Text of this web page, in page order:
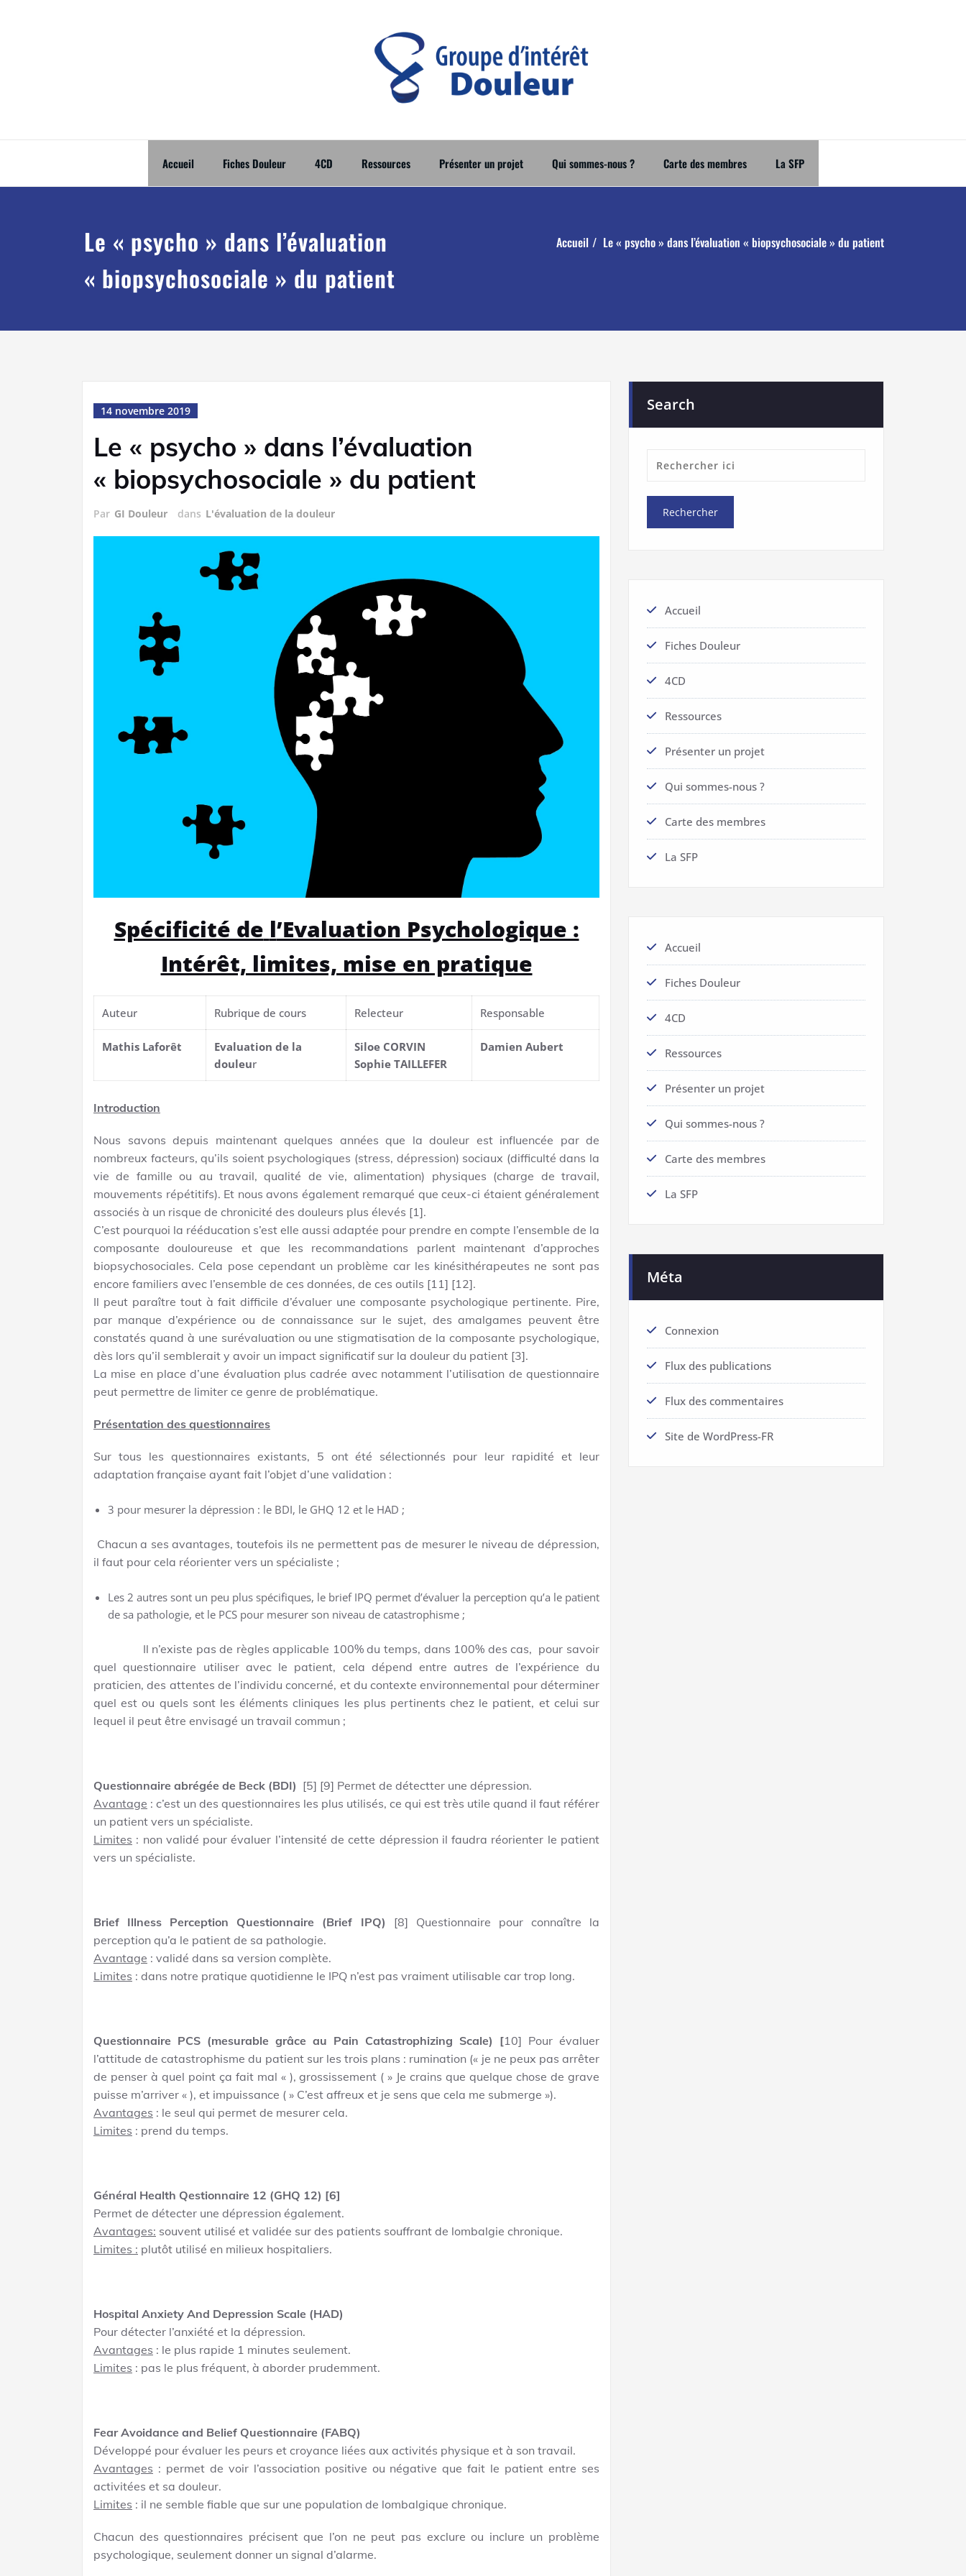
Accueil Fiches Douleur 4CD Ressources Présenter un projet Qui sommes-nous ? Carte des membres La SFP
Le « psycho » dans l’évaluation
« biopsychosociale » du patient
Accueil Le « psycho » dans l’évaluation « biopsychosociale » du patient
14 novembre 2019
Le « psycho » dans l’évaluation
« biopsychosociale » du patient
Par GI Douleur dans L'évaluation de la douleur
Spécificité de l’Evaluation Psychologique :
Intérêt, limites, mise en pratique
Auteur Rubrique de cours Relecteur Responsable
Mathis Laforêt
Evaluation de la
douleur
Siloe CORVIN
Sophie TAILLEFER
Damien Aubert
Introduction
Nous savons depuis maintenant quelques années que la douleur est influencée par de
nombreux facteurs, qu’ils soient psychologiques (stress, dépression) sociaux (difficulté dans la
vie de famille ou au travail, qualité de vie, alimentation) physiques (charge de travail,
mouvements répétitifs). Et nous avons également remarqué que ceux-ci étaient généralement
associés à un risque de chronicité des douleurs plus élevés [1].
C’est pourquoi la rééducation s’est elle aussi adaptée pour prendre en compte l’ensemble de la
composante douloureuse et que les recommandations parlent maintenant d’approches
biopsychosociales. Cela pose cependant un problème car les kinésithérapeutes ne sont pas
encore familiers avec l’ensemble de ces données, de ces outils [11] [12].
Il peut paraître tout à fait difficile d’évaluer une composante psychologique pertinente. Pire,
par manque d’expérience ou de connaissance sur le sujet, des amalgames peuvent être
constatés quand à une surévaluation ou une stigmatisation de la composante psychologique,
dès lors qu’il semblerait y avoir un impact significatif sur la douleur du patient [3].
La mise en place d’une évaluation plus cadrée avec notamment l’utilisation de questionnaire
peut permettre de limiter ce genre de problématique.
Présentation des questionnaires
Sur tous les questionnaires existants, 5 ont été sélectionnés pour leur rapidité et leur
adaptation française ayant fait l’objet d’une validation :
3 pour mesurer la dépression : le BDI, le GHQ 12 et le HAD ;
Chacun a ses avantages, toutefois ils ne permettent pas de mesurer le niveau de dépression,
il faut pour cela réorienter vers un spécialiste ;
Les 2 autres sont un peu plus spécifiques, le brief IPQ permet d’évaluer la perception qu’a le patient
de sa pathologie, et le PCS pour mesurer son niveau de catastrophisme ;
Il n’existe pas de règles applicable 100% du temps, dans 100% des cas, pour savoir
quel questionnaire utiliser avec le patient, cela dépend entre autres de l’expérience du
praticien, des attentes de l’individu concerné, et du contexte environnemental pour déterminer
quel est ou quels sont les éléments cliniques les plus pertinents chez le patient, et celui sur
lequel il peut être envisagé un travail commun ;
Questionnaire abrégée de Beck (BDI) [5] [9] Permet de détectter une dépression.
Avantage : c’est un des questionnaires les plus utilisés, ce qui est très utile quand il faut référer
un patient vers un spécialiste.
Limites : non validé pour évaluer l’intensité de cette dépression il faudra réorienter le patient
vers un spécialiste.
Brief Illness Perception Questionnaire (Brief IPQ) [8] Questionnaire pour connaître la
perception qu’a le patient de sa pathologie.
Avantage : validé dans sa version complète.
Limites : dans notre pratique quotidienne le IPQ n’est pas vraiment utilisable car trop long.
Questionnaire PCS (mesurable grâce au Pain Catastrophizing Scale) [10] Pour évaluer
l’attitude de catastrophisme du patient sur les trois plans : rumination (« je ne peux pas arrêter
de penser à quel point ça fait mal « ), grossissement ( » Je crains que quelque chose de grave
puisse m’arriver « ), et impuissance ( » C’est affreux et je sens que cela me submerge »).
Avantages : le seul qui permet de mesurer cela.
Limites : prend du temps.
Général Health Qestionnaire 12 (GHQ 12) [6]
Permet de détecter une dépression également.
Avantages: souvent utilisé et validée sur des patients souffrant de lombalgie chronique.
Limites : plutôt utilisé en milieux hospitaliers.
Hospital Anxiety And Depression Scale (HAD)
Pour détecter l’anxiété et la dépression.
Avantages : le plus rapide 1 minutes seulement.
Limites : pas le plus fréquent, à aborder prudemment.
Fear Avoidance and Belief Questionnaire (FABQ)
Développé pour évaluer les peurs et croyance liées aux activités physique et à son travail.
Avantages : permet de voir l’association positive ou négative que fait le patient entre ses
activitées et sa douleur.
Limites : il ne semble fiable que sur une population de lombalgique chronique.
Chacun des questionnaires précisent que l’on ne peut pas exclure ou inclure un problème
psychologique, seulement donner un signal d’alarme.
Search
Accueil
Fiches Douleur
4CD
Ressources
Présenter un projet
Qui sommes-nous ?
Carte des membres
La SFP
Accueil
Fiches Douleur
4CD
Ressources
Présenter un projet
Qui sommes-nous ?
Carte des membres
La SFP
Méta
Connexion
Flux des publications
Flux des commentaires
Site de WordPress-FR